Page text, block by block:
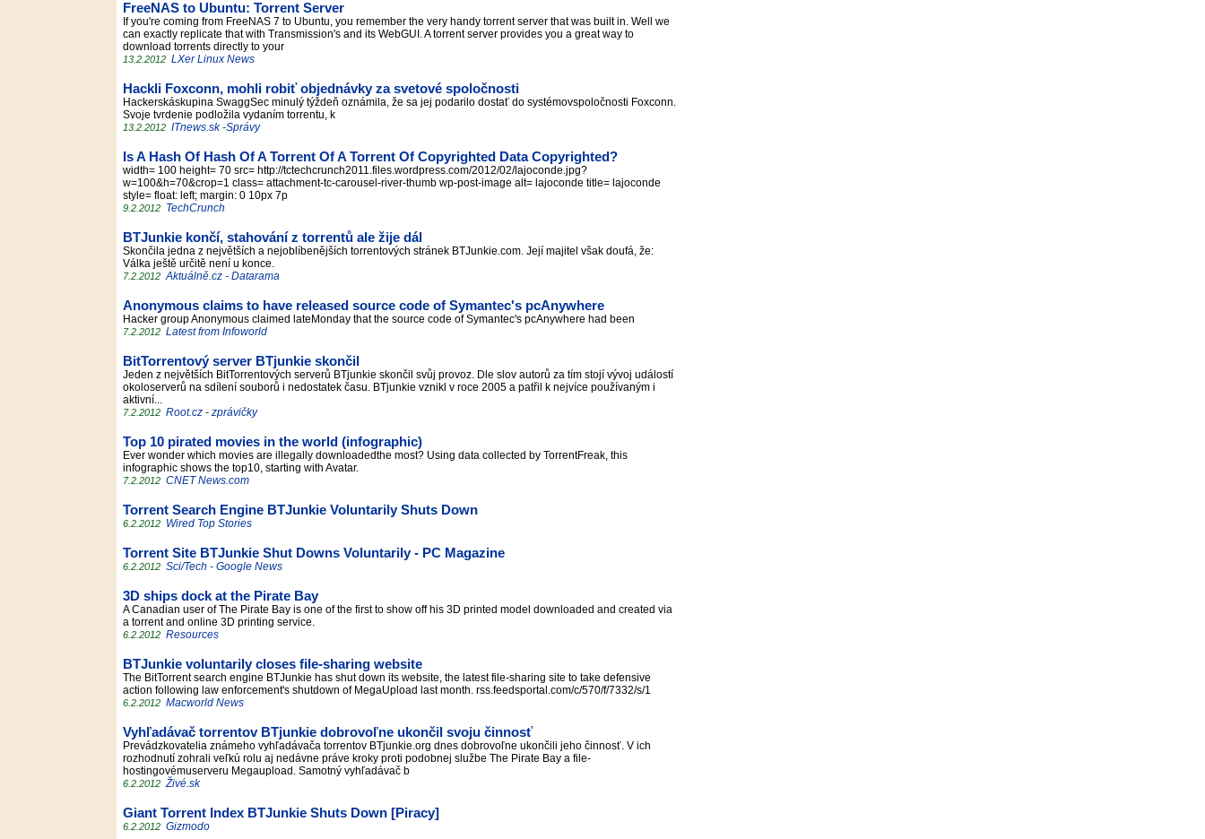
FreeNAS to Ubuntu: Torrent Server
If you're coming from FreeNAS 7 to Ubuntu, you remember the very handy torrent server that was built in. Well we
can exactly replicate that with Transmission's and its WebGUI. A torrent server provides you a great way to
download torrents directly to your
13.2.2012 LXer Linux News
Hackli Foxconn, mohli robiť objednávky za svetové spoločnosti
Hackerskáskupina SwaggSec minulý týždeň oznámila, že sa jej podarilo dostať do systémovspoločnosti Foxconn.
Svoje tvrdenie podložila vydaním torrentu, k
13.2.2012 ITnews.sk -Správy
Is A Hash Of Hash Of A Torrent Of A Torrent Of Copyrighted Data Copyrighted?
width= 100 height= 70 src= http://tctechcrunch2011.files.wordpress.com/2012/02/lajoconde.jpg?
w=100&h=70&crop=1 class= attachment-tc-carousel-river-thumb wp-post-image alt= lajoconde title= lajoconde
style= float: left; margin: 0 10px 7p
9.2.2012 TechCrunch
BTJunkie končí, stahování z torrentů ale žije dál
Skončila jedna z největších a nejoblíbenějších torrentových stránek BTJunkie.com. Její majitel však doufá, že:
Válka ještě určitě není u konce.
7.2.2012 Aktuálně.cz - Datarama
Anonymous claims to have released source code of Symantec's pcAnywhere
Hacker group Anonymous claimed lateMonday that the source code of Symantec's pcAnywhere had been
7.2.2012 Latest from Infoworld
BitTorrentový server BTjunkie skončil
Jeden z největších BitTorrentových serverů BTjunkie skončil svůj provoz. Dle slov autorů za tím stojí vývoj událostí
okoloserverů na sdílení souborů i nedostatek času. BTjunkie vznikl v roce 2005 a patřil k nejvíce používaným i
aktivní...
7.2.2012 Root.cz - zprávičky
Top 10 pirated movies in the world (infographic)
Ever wonder which movies are illegally downloadedthe most? Using data collected by TorrentFreak, this
infographic shows the top10, starting with Avatar.
7.2.2012 CNET News.com
Torrent Search Engine BTJunkie Voluntarily Shuts Down
6.2.2012 Wired Top Stories
Torrent Site BTJunkie Shut Downs Voluntarily - PC Magazine
6.2.2012 Sci/Tech - Google News
3D ships dock at the Pirate Bay
A Canadian user of The Pirate Bay is one of the first to show off his 3D printed model downloaded and created via
a torrent and online 3D printing service.
6.2.2012 Resources
BTJunkie voluntarily closes file-sharing website
The BitTorrent search engine BTJunkie has shut down its website, the latest file-sharing site to take defensive
action following law enforcement's shutdown of MegaUpload last month. rss.feedsportal.com/c/570/f/7332/s/1
6.2.2012 Macworld News
Vyhľadávač torrentov BTjunkie dobrovoľne ukončil svoju činnosť
Prevádzkovatelia známeho vyhľadávača torrentov BTjunkie.org dnes dobrovoľne ukončili jeho činnosť. V ich
rozhodnutí zohrali veľkú rolu aj nedávne práve kroky proti podobnej službe The Pirate Bay a file-
hostingovémuserveru Megaupload. Samotný vyhľadávač b
6.2.2012 Živé.sk
Giant Torrent Index BTJunkie Shuts Down [Piracy]
6.2.2012 Gizmodo